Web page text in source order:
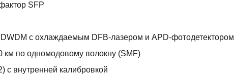
SFP
с охлаждаемым DFB-лазером и APD-фотодетектором
км по одномодовому волокну (SMF)
с внутренней калибровкой